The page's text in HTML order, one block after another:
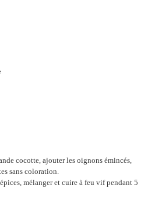
cocotte, ajouter les oignons émincés,
sans coloration.
mélanger et cuire à feu vif pendant 5